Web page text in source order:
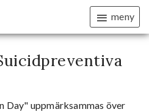
meny
Day" uppmärksammas över